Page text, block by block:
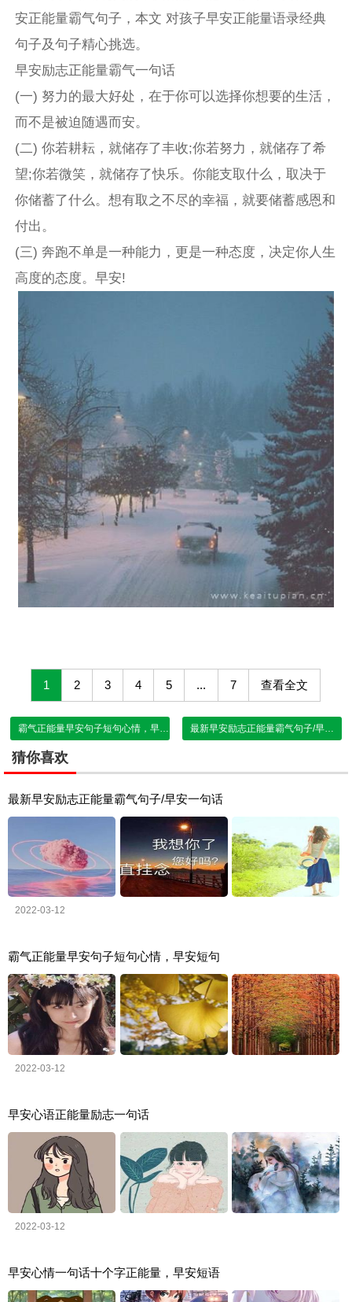
安正能量霸气句子，本文 对孩子早安正能量语录经典
句子及句子精心挑选。
早安励志正能量霸气一句话
(一) 努力的最大好处，在于你可以选择你想要的生活，
而不是被迫随遇而安。
(二) 你若耕耘，就储存了丰收;你若努力，就储存了希
望;你若微笑，就储存了快乐。你能支取什么，取决于
你储蓄了什么。想有取之不尽的幸福，就要储蓄感恩和
付出。
(三) 奔跑不单是一种能力，更是一种态度，决定你人生
高度的态度。早安!
1 2 3 4 5 ... 7 查看全文
猜你喜欢
最新早安励志正能量霸气句子/早安一句话
2022-03-12
霸气正能量早安句子短句心情，早安短句
2022-03-12
早安心语正能量励志一句话
2022-03-12
早安心情一句话十个字正能量，早安短语